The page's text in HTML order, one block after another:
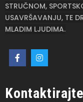
STRUČNOM,
USAVRŠAVANJU, TE
MLADIM LJUDIMA.